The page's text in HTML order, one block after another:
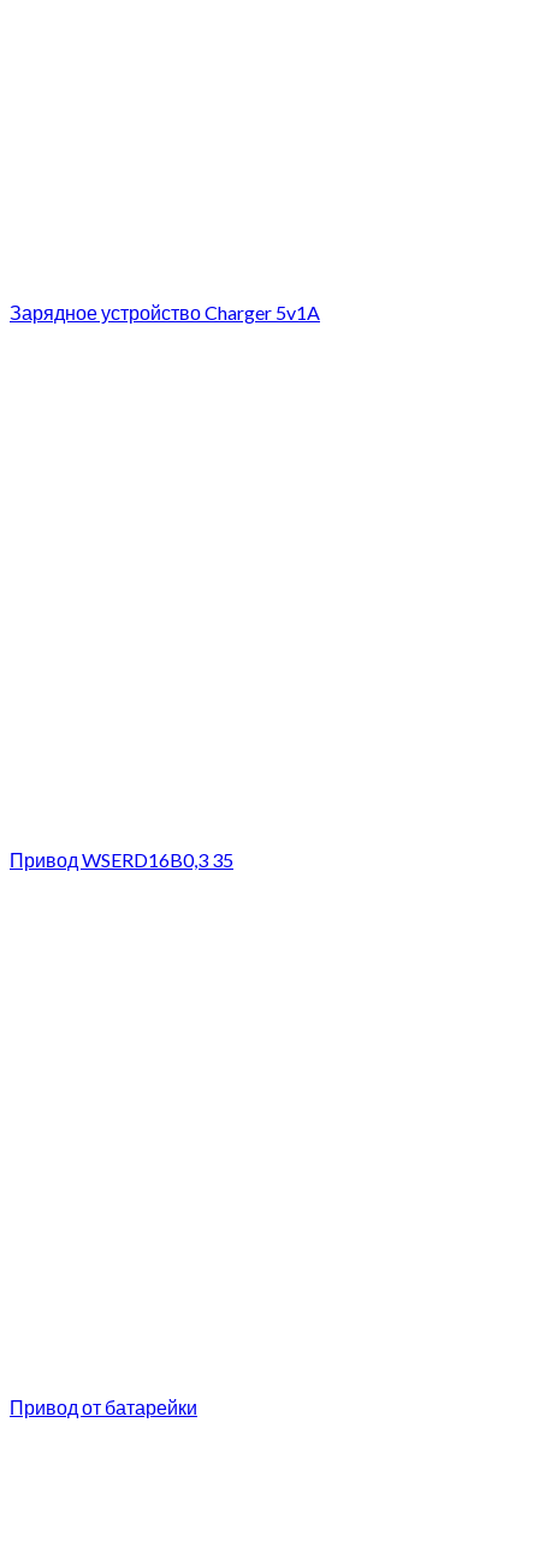
Зарядное устройство Charger 5v1A
Привод WSERD16B0,3 35
Привод от батарейки